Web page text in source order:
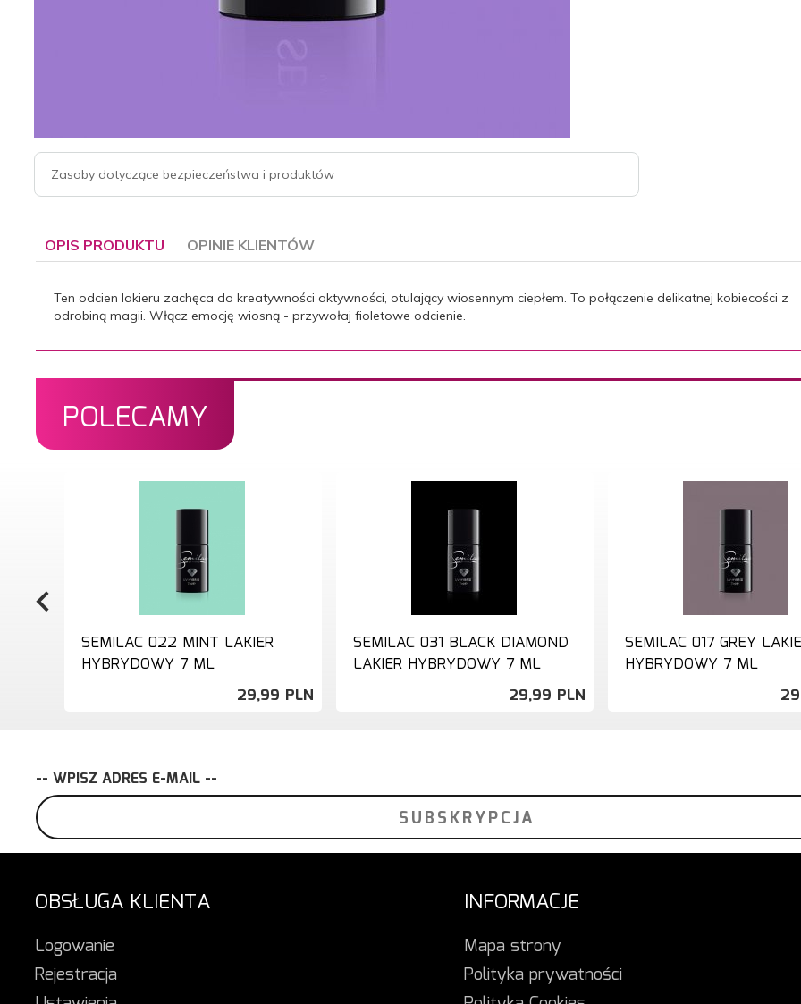
Zasoby dotyczące bezpieczeństwa i produktów
OPIS PRODUKTU OPINIE KLIENTÓW
Ten odcien lakieru zachęca do kreatywności aktywności, otulający wiosennym ciepłem. To połączenie delikatnej kobiecości z
odrobiną magii. Włącz emocję wiosną - przywołaj fioletowe odcienie.
POLECAMY
SEMILAC 022 MINT LAKIER
HYBRYDOWY 7 ML
29,99 PLN
SEMILAC 031 BLACK DIAMOND
LAKIER HYBRYDOWY 7 ML
29,99 PLN
SEMILAC 017 GREY
HYBRYDOWY 7 ML
-- WPISZ ADRES E-MAIL --
OBSŁUGA KLIENTA
Logowanie
Rejestracja
INFORMACJE
Mapa strony
Polityka prywatności